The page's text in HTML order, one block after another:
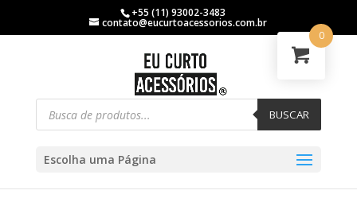
+55 (11) 93002-3483
contato@eucurtoacessorios.com.br
BUSCAR
Escolha uma Página
0